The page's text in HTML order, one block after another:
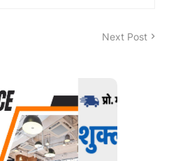
Next Post